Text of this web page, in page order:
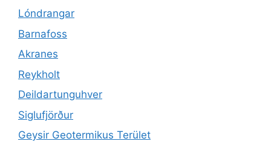
Lóndrangar
Barnafoss
Akranes
Reykholt
Deildartunguhver
Siglufjörður
Geysir Geotermikus Terület